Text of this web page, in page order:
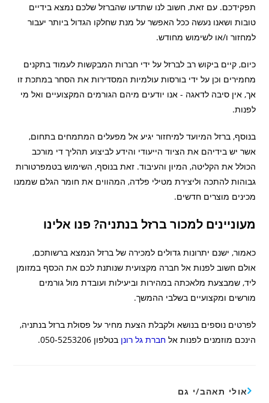
תפקידכם. עם זאת, חשוב לנו שתדעו שהברזל שלכם נמצא בידיים
טובות ושאנו נעשה ככל האפשר על מנת שחלקו הגדול ביותר יעבור
למחזור ו/או לשימוש מחודש.
כיום, קיים ביקוש רב לברזל על ידי חברות המבקשות לעמוד בתקנים
מחמירים וכן על ידי בורסות עולמיות המסדירות את הסחר במתכת זו
אך, אין סיבה לדאגה - אנו יודעים מיהם הגורמים המקצועיים ואל מי
לפנות.
בנוסף, ברזל המיועד למיחזור יגיע אל מפעלים המתמחים בתחום,
אשר יש בידיהם את הציוד הייעודי והידע לביצוע תהליך די מורכב
הכולל את הקליטה, המיון והעיבוד. זאת בנוסף, השימוש בטמפרטורות
גבוהות להתכה וליצירת מטילי פלדה, המהווים את חומר הגלם שממנו
מכינים מוצרים חדשים.
מעוניינים למכור ברזל בנתניה? פנו אלינו
כאמור, ישנם יתרונות גדולים למכירה של ברזל הנמצא ברשותכם,
אולם חשוב לפנות אל חברה מקצועית שנותנת לכם את הכסף במזומן
ליד, שמבצעת מלאכתה במהירות וביעילות ועובדת מול גורמים
מורשים ומקצועיים בשלבי ההמשך.
לפרטים נוספים בנושא ולקבלת הצעת מחיר על פסולת ברזל בנתניה,
הינכם מוזמנים לפנות אל חברת גל רונן בטלפון 050-5253206.
אולי תאהב/י גם